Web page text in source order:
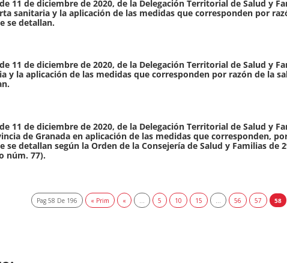
11 de diciembre de 2020, de la Delegación Territorial de Salud y
sanitaria y la aplicación de las medidas que corresponden por
se detallan.
11 de diciembre de 2020, de la Delegación Territorial de Salud y
y la aplicación de las medidas que corresponden por razón de la
11 de diciembre de 2020, de la Delegación Territorial de Salud y
de Granada en aplicación de las medidas que corresponden,
detallan según la Orden de la Consejería de Salud y Familias de
núm. 77).
Pag 58 De 196 « Prim « 5 10 15 56 57 58